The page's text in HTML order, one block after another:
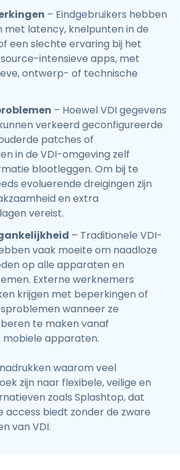
– Eindgebruikers hebben
met latency, knelpunten in de
een slechte ervaring bij het
intensieve apps, met
ontwerp- of technische
– Hoewel VDI gegevens
verkeerd geconfigureerde
patches of
in de VDI-omgeving zelf
blootleggen. Om bij te
evoluerende dreigingen zijn
en extra
vereist.
– Traditionele VDI-
vaak moeite om naadloze
op alle apparaten en
Externe werknemers
krijgen met beperkingen of
wanneer ze
te maken vanaf
mobiele apparaten.
waarom veel
zijn naar flexibele, veilige en
zoals Splashtop, dat
biedt zonder de zware
van VDI.